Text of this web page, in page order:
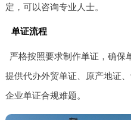
定，可以咨询专业人士。
单证流程
严格按照要求制作单证，确保
提供代办外贸单证、原产地证
企业单证合规难题。